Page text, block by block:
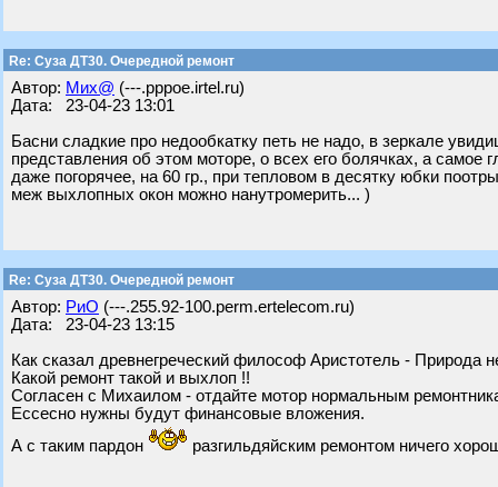
Re: Суза ДТ30. Очередной ремонт
Автор: Мих@ (---.pppoe.irtel.ru)
Дата: 23-04-23 13:01
Басни сладкие про недообкатку петь не надо, в зеркале
представления об этом моторе, о всех его болячках, а самое
даже погорячее, на 60 гр., при тепловом в десятку юбки
меж выхлопных окон можно нанутромерить... )
Re: Суза ДТ30. Очередной ремонт
Автор: РиО (---.255.92-100.perm.ertelecom.ru)
Дата: 23-04-23 13:15
Как сказал древнегреческий философ Аристотель - Природа
Какой ремонт такой и выхлоп !!
Согласен с Михаилом - отдайте мотор нормальным
Ессесно нужны будут финансовые вложения.
А с таким пардон
разгильдяйским ремонтом ничего